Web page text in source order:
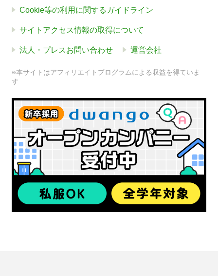
Cookie等の利用に関するガイドライン
サイトアクセス情報の取得について
法人・プレスお問い合わせ 運営会社
※本サイトはアフィリエイトプログラムによる収益を得ていま
す